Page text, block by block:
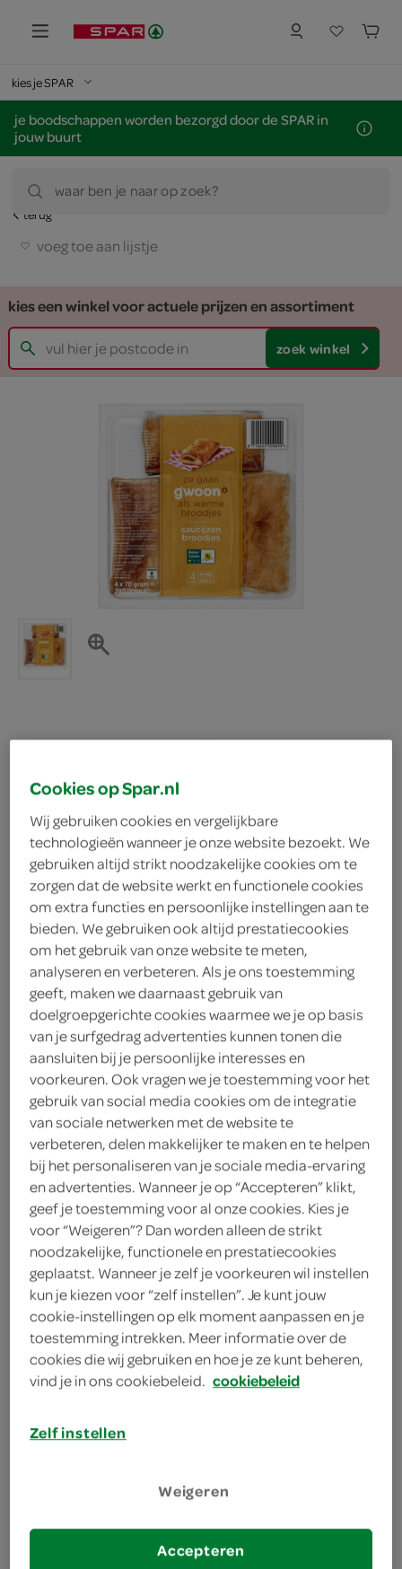
kies je SPAR
je boodschappen worden bezorgd door de SPAR in
jouw buurt
waar ben je naar op zoek?
terug
voeg toe aan lijstje
kies een winkel voor actuele prijzen en assortiment
zoek winkel
g'woon Saucijzen
broodjes
g'woon
1.
69
280 Gram
Let op: aanbiedingen zijn niet zichtbaar bij de
producten, maar worden wél automatisch
verwerkt in de winkelmand.
Bak thuis je gemak met de smaakvolle Gwoon
saucijzen broodjes van SPAR.
Gemakkelijk thuis af te bakken
Royaal voor gezinsontbijt of lunch
Lekker met soep of salade
omschrijving
Gwoon saucijzenbroodjes: makkelijk en
zijn een praktische keuze voor ontbijt, lunch of een
kort hb brood en de subgroep klein brood bake-off,
waardoor je ze eenvoudig zelf thuis kunt afbakken.
Cookies op Spar.nl
Wij gebruiken cookies en vergelijkbare
technologieën wanneer je onze website bezoekt. We
gebruiken altijd strikt noodzakelijke cookies om te
zorgen dat de website werkt en functionele cookies
om extra functies en persoonlijke instellingen aan te
bieden. We gebruiken ook altijd prestatiecookies
om het gebruik van onze website te meten,
analyseren en verbeteren. Als je ons toestemming
geeft, maken we daarnaast gebruik van
doelgroepgerichte cookies waarmee we je op basis
van je surfgedrag advertenties kunnen tonen die
aansluiten bij je persoonlijke interesses en
voorkeuren. Ook vragen we je toestemming voor het
gebruik van social media cookies om de integratie
van sociale netwerken met de website te
verbeteren, delen makkelijker te maken en te helpen
bij het personaliseren van je sociale media-ervaring
en advertenties. Wanneer je op “Accepteren” klikt,
geef je toestemming voor al onze cookies. Kies je
voor “Weigeren”? Dan worden alleen de strikt
noodzakelijke, functionele en prestatiecookies
geplaatst. Wanneer je zelf je voorkeuren wil instellen
kun je kiezen voor “zelf instellen”. Je kunt jouw
cookie-instellingen op elk moment aanpassen en je
toestemming intrekken. Meer informatie over de
cookies die wij gebruiken en hoe je ze kunt beheren,
vind je in ons cookiebeleid. cookiebeleid
Zelf instellen
Weigeren
Accepteren